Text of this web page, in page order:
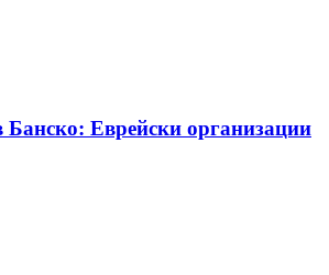
Банско: Eврейски организации